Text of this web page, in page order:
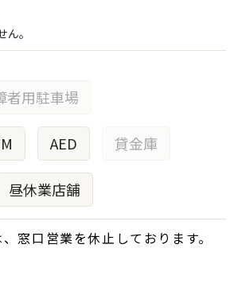
。
者用駐車場
AED 貸金庫
昼休業店舗
窓口営業を休止しております。